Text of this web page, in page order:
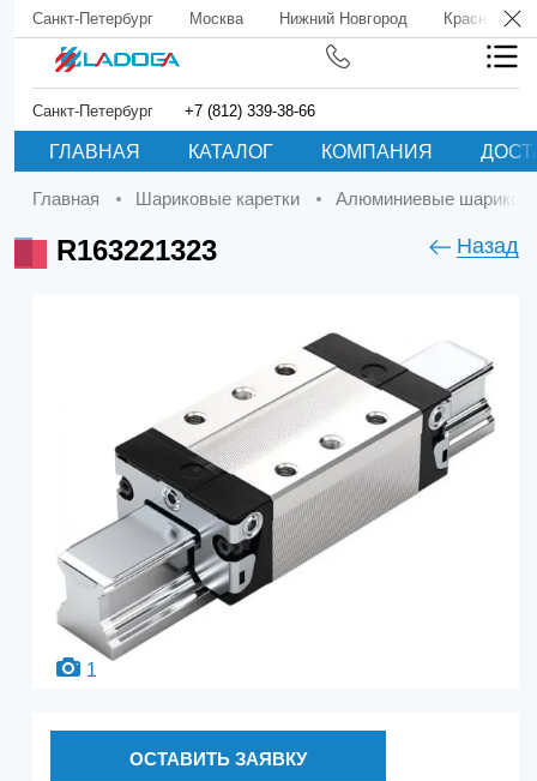
Санкт-Петербург Москва Нижний Новгород Краснодар
Санкт-Петербург +7 (812) 339-38-66
ГЛАВНАЯ КАТАЛОГ КОМПАНИЯ
Главная Шариковые каретки Алюминиевые
R163221323 Назад
1
ОСТАВИТЬ ЗАЯВКУ